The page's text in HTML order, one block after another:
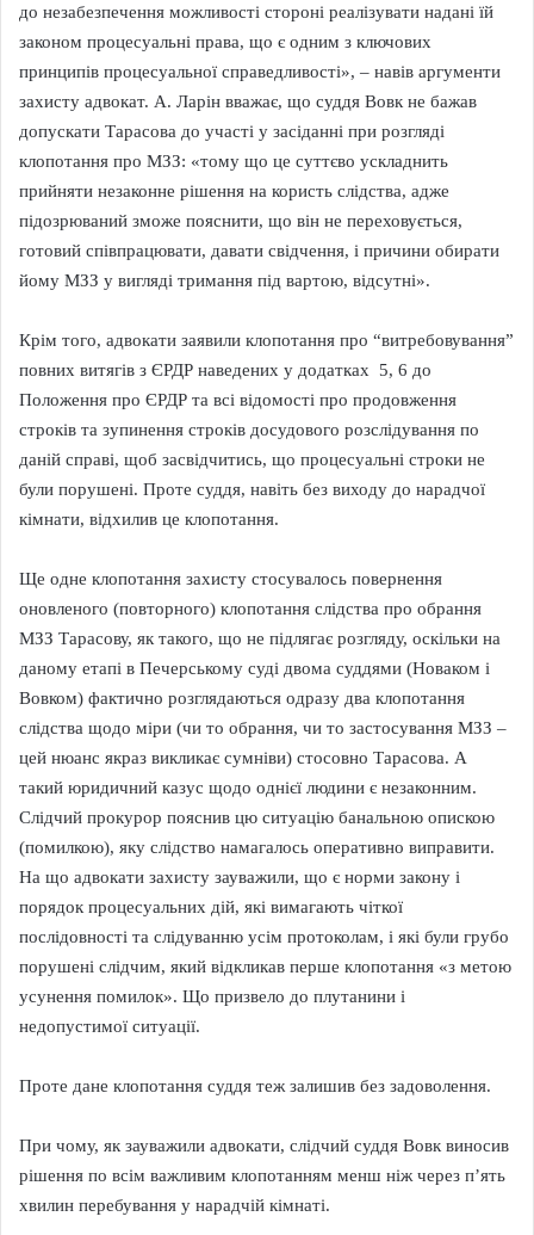
до незабезпечення можливості стороні реалізувати надані їй
законом процесуальні права, що є одним з ключових
принципів процесуальної справедливості», – навів аргументи
захисту адвокат. А. Ларін вважає, що суддя Вовк не бажав
допускати Тарасова до участі у засіданні при розгляді
клопотання про МЗЗ: «тому що це суттєво ускладнить
прийняти незаконне рішення на користь слідства, адже
підозрюваний зможе пояснити, що він не переховується,
готовий співпрацювати, давати свідчення, і причини обирати
йому МЗЗ у вигляді тримання під вартою, відсутні».
Крім того, адвокати заявили клопотання про “витребовування”
повних витягів з ЄРДР наведених у додатках 5, 6 до
Положення про ЄРДР та всі відомості про продовження
строків та зупинення строків досудового розслідування по
даній справі, щоб засвідчитись, що процесуальні строки не
були порушені. Проте суддя, навіть без виходу до нарадчої
кімнати, відхилив це клопотання.
Ще одне клопотання захисту стосувалось повернення
оновленого (повторного) клопотання слідства про обрання
МЗЗ Тарасову, як такого, що не підлягає розгляду, оскільки на
даному етапі в Печерському суді двома суддями (Новаком і
Вовком) фактично розглядаються одразу два клопотання
слідства щодо міри (чи то обрання, чи то застосування МЗЗ –
цей нюанс якраз викликає сумніви) стосовно Тарасова. А
такий юридичний казус щодо однієї людини є незаконним.
Слідчий прокурор пояснив цю ситуацію банальною опискою
(помилкою), яку слідство намагалось оперативно виправити.
На що адвокати захисту зауважили, що є норми закону і
порядок процесуальних дій, які вимагають чіткої
послідовності та слідуванню усім протоколам, і які були грубо
порушені слідчим, який відкликав перше клопотання «з метою
усунення помилок». Що призвело до плутанини і
недопустимої ситуації.
Проте дане клопотання суддя теж залишив без задоволення.
При чому, як зауважили адвокати, слідчий суддя Вовк виносив
рішення по всім важливим клопотанням менш ніж через п’ять
хвилин перебування у нарадчій кімнаті.